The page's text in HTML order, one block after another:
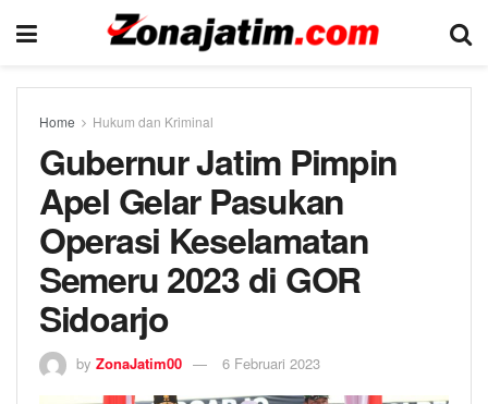
Home Hukum dan Kriminal
Gubernur Jatim Pimpin
Apel Gelar Pasukan
Operasi Keselamatan
Semeru 2023 di GOR
Sidoarjo
by ZonaJatim00 6 Februari 2023